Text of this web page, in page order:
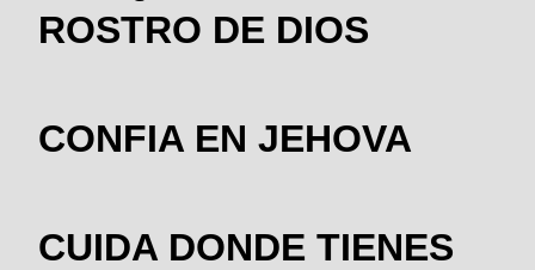
ROSTRO DE DIOS
CONFIA EN JEHOVA
CUIDA DONDE TIENES